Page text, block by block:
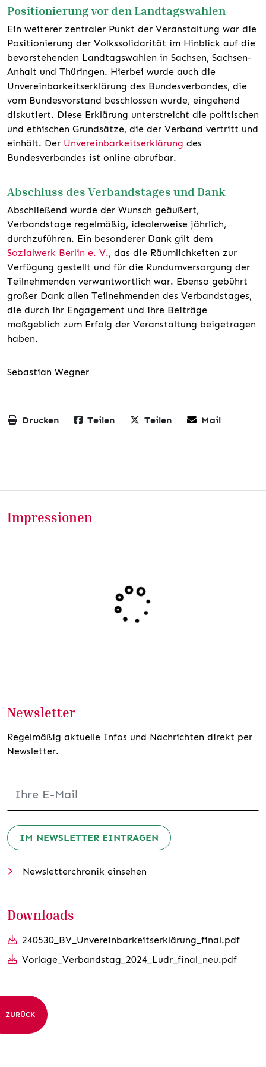
Positionierung vor den Landtagswahlen
Ein weiterer zentraler Punkt der Veranstaltung war die
Positionierung der Volkssolidarität im Hinblick auf die
bevorstehenden Landtagswahlen in Sachsen, Sachsen-
Anhalt und Thüringen. Hierbei wurde auch die
Unvereinbarkeitserklärung des Bundesverbandes, die
vom Bundesvorstand beschlossen wurde, eingehend
diskutiert. Diese Erklärung unterstreicht die politischen
und ethischen Grundsätze, die der Verband vertritt und
einhält. Der Unvereinbarkeitserklärung des
Bundesverbandes ist online abrufbar.
Abschluss des Verbandstages und Dank
Abschließend wurde der Wunsch geäußert,
Verbandstage regelmäßig, idealerweise jährlich,
durchzuführen. Ein besonderer Dank gilt dem
Sozialwerk Berlin e. V., das die Räumlichkeiten zur
Verfügung gestellt und für die Rundumversorgung der
Teilnehmenden verwantwortlich war. Ebenso gebührt
großer Dank allen Teilnehmenden des Verbandstages,
die durch ihr Engagement und ihre Beiträge
maßgeblich zum Erfolg der Veranstaltung beigetragen
haben.
Sebastian Wegner
Drucken Teilen Teilen Mail
Impressionen
Newsletter
Regelmäßig aktuelle Infos und Nachrichten direkt per
Newsletter.
IM NEWSLETTER EINTRAGEN
Newsletterchronik einsehen
Downloads
240530_BV_Unvereinbarkeitserklärung_final.pdf
Vorlage_Verbandstag_2024_Ludr_final_neu­.pdf
ZURÜCK